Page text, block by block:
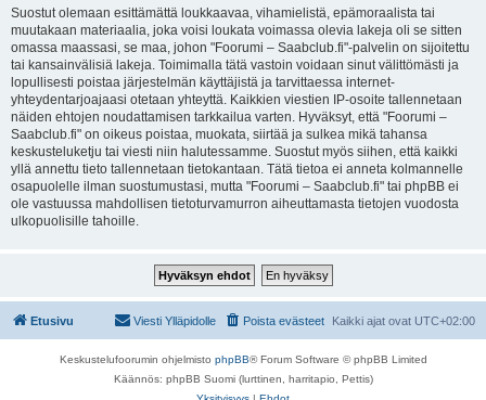
Suostut olemaan esittämättä loukkaavaa, vihamielistä, epämoraalista tai
muutakaan materiaalia, joka voisi loukata voimassa olevia lakeja oli se sitten
omassa maassasi, se maa, johon "Foorumi – Saabclub.fi"-palvelin on sijoitettu
tai kansainvälisiä lakeja. Toimimalla tätä vastoin voidaan sinut välittömästi ja
lopullisesti poistaa järjestelmän käyttäjistä ja tarvittaessa internet-
yhteydentarjoajaasi otetaan yhteyttä. Kaikkien viestien IP-osoite tallennetaan
näiden ehtojen noudattamisen tarkkailua varten. Hyväksyt, että "Foorumi –
Saabclub.fi" on oikeus poistaa, muokata, siirtää ja sulkea mikä tahansa
keskusteluketju tai viesti niin halutessamme. Suostut myös siihen, että kaikki
yllä annettu tieto tallennetaan tietokantaan. Tätä tietoa ei anneta kolmannelle
osapuolelle ilman suostumustasi, mutta "Foorumi – Saabclub.fi" tai phpBB ei
ole vastuussa mahdollisen tietoturvamurron aiheuttamasta tietojen vuodosta
ulkopuolisille tahoille.
Etusivu Kaikki ajat ovat UTC+02:00
Poista evästeet
Viesti Ylläpidolle
Keskustelufoorumin ohjelmisto phpBB® Forum Software © phpBB Limited
Käännös: phpBB Suomi (lurttinen, harritapio, Pettis)